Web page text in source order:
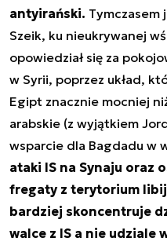
antyirański. Tymczasem
Szeik, ku nieukrywanej
opowiedział się za
w Syrii, poprzez układ,
Egipt znacznie mocniej
arabskie (z wyjątkiem
wsparcie dla Bagdadu w
ataki IS na Synaju oraz
fregaty z terytorium
bardziej skoncentruje
walce z IS a nie udziale